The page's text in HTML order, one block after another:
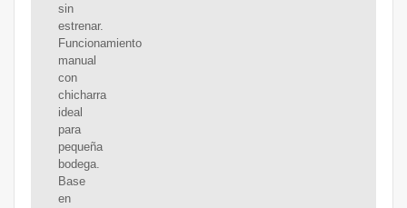
sin
estrenar.
Funcionamiento
manual
con
chicharra
ideal
para
pequeña
bodega.
Base
en